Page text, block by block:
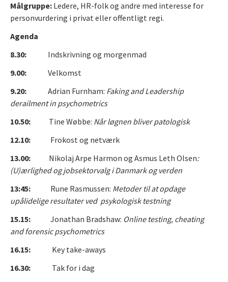
Målgruppe: Ledere, HR-folk og andre med interesse for
personvurdering i privat eller offentligt regi.
Agenda
8.30: Indskrivning og morgenmad
9.00: Velkomst
9.20: Adrian Furnham: Faking and Leadership
derailment in psychometrics
10.50: Tine Wøbbe: Når løgnen bliver patologisk
12.10: Frokost og netværk
13.00: Nikolaj Arpe Harmon og Asmus Leth Olsen:
(U)ærlighed og jobsektorvalg i Danmark og verden
13:45: Rune Rasmussen: Metoder til at opdage
upålidelige resultater ved psykologisk testning
15.15: Jonathan Bradshaw: Online testing, cheating
and forensic psychometrics
16.15: Key take-aways
16.30: Tak for i dag